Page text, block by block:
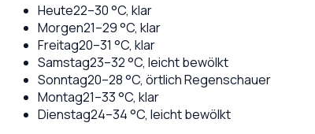
Heute22–30°C, klar
Morgen21–29°C, klar
Freitag20–31 °C, klar
Samstag23–32°C, leicht bewölkt
Sonntag20–28°C, örtlich Regenschauer
Montag21–33°C, klar
Dienstag24–34°C, leicht bewölkt